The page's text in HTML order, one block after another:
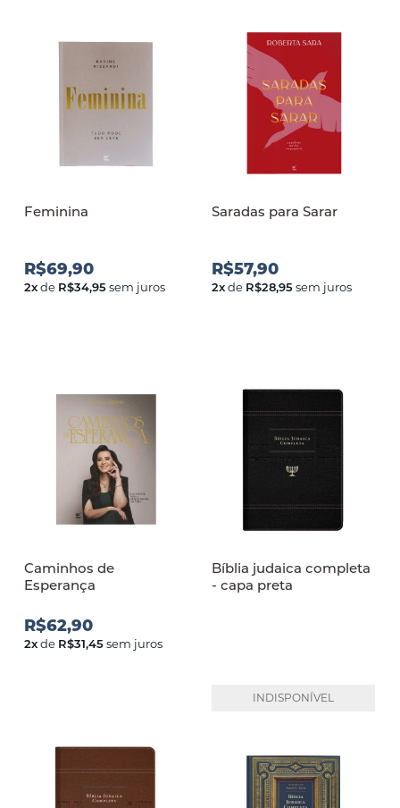
Feminina
R$69,90
2xde R$34,95sem juros
Saradas para Sarar
R$57,90
2xde R$28,95sem juros
Caminhos de
Esperança
R$62,90
2xde R$31,45sem juros
Bíblia judaica completa
- capa preta
INDISPONÍVEL